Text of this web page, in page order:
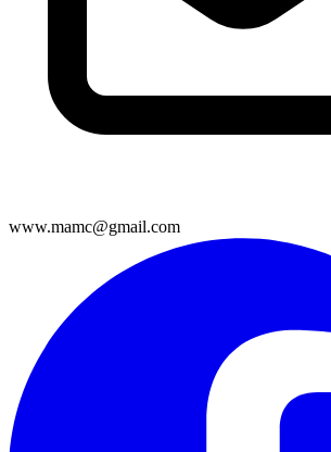
www.mamc@gmail.com